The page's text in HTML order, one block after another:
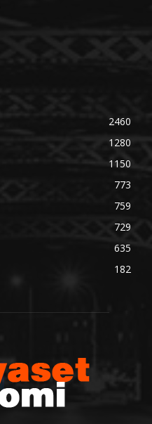
2460
1280
1150
773
759
729
635
182